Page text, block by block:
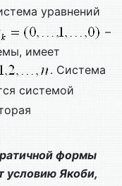
уравнений
–
имеет
. Система
системой
формы
условию Якоби,